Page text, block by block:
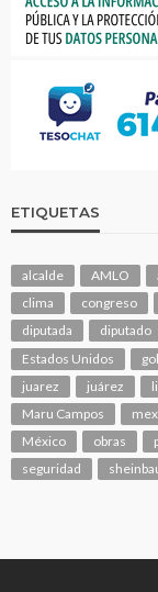
ETIQUETAS
alcalde AMLO
clima
congreso
diputada
diputado
Estados Unidos
juarez
juárez
Maru Campos
México
obras
seguridad